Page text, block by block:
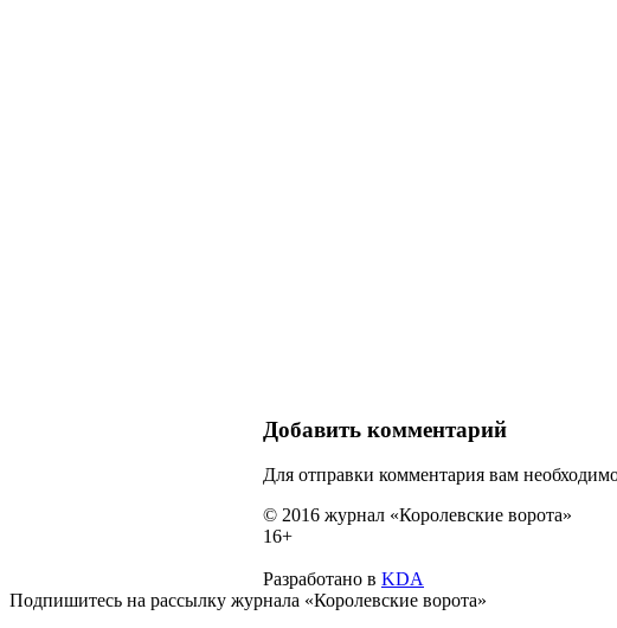
Добавить комментарий
Для отправки комментария вам
© 2016 журнал «Королевские ворота»
16+
Разработано в KDA
Подпишитесь на рассылку журнала «Королевские ворота»